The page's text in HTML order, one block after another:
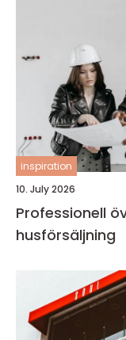
inspiration
10. July 2026
Professionell
husförsäljning